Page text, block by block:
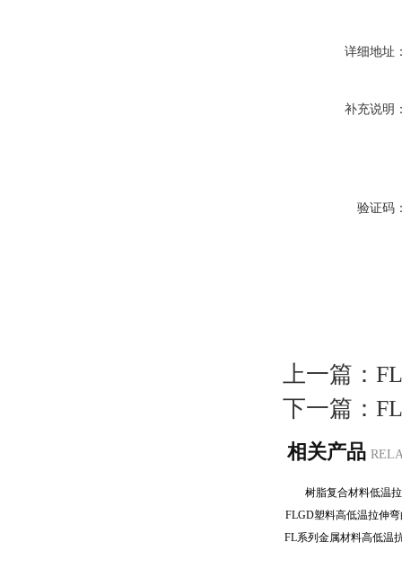
详细地址
补充说明
验证码
上一篇：
下一篇：
相关产品
树脂复合材料低温
FLGD塑料高低温拉伸